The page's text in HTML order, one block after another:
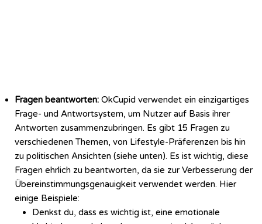
Fragen beantworten: OkCupid verwendet ein einzigartiges
Frage- und Antwortsystem, um Nutzer auf Basis ihrer
Antworten zusammenzubringen. Es gibt 15 Fragen zu
verschiedenen Themen, von Lifestyle-Präferenzen bis hin
zu politischen Ansichten (siehe unten). Es ist wichtig, diese
Fragen ehrlich zu beantworten, da sie zur Verbesserung der
Übereinstimmungsgenauigkeit verwendet werden. Hier
einige Beispiele:
Denkst du, dass es wichtig ist, eine emotionale